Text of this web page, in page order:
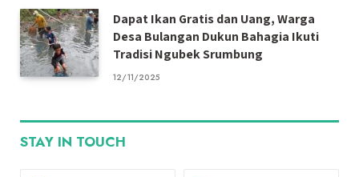
Dapat Ikan Gratis dan Uang, Warga
Desa Bulangan Dukun Bahagia Ikuti
Tradisi Ngubek Srumbung
12/11/2025
STAY IN TOUCH